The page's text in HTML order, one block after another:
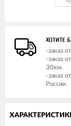
ХОТИТЕ
-заказ
-заказ
30км.
-заказ
России.